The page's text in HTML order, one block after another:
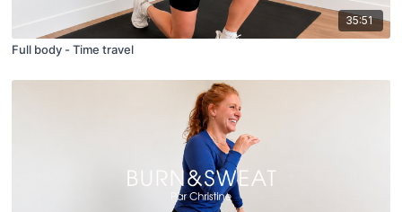
35:51
Full body - Time travel